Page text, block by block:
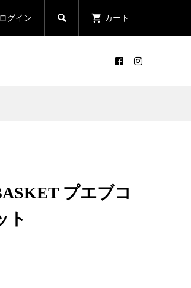
ログイン  カート
プエブコ
ト